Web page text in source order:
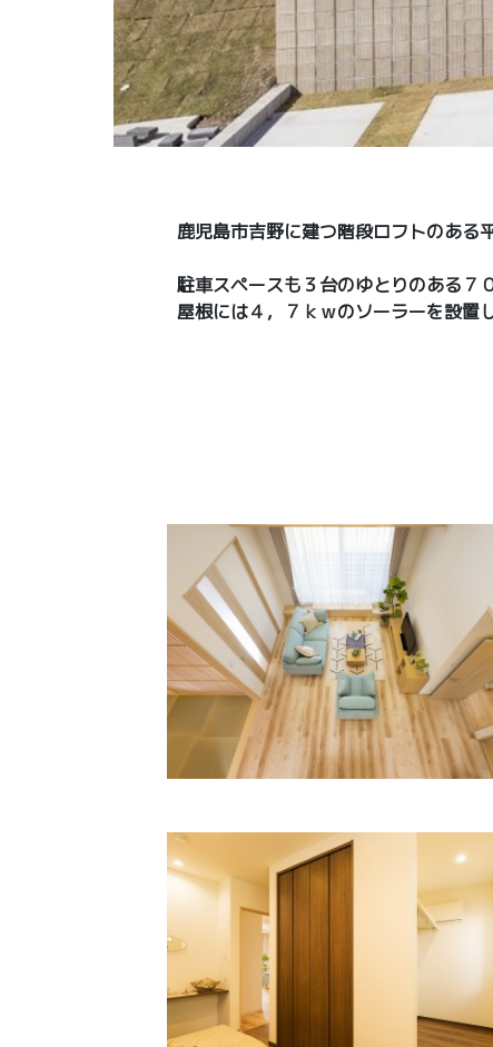
鹿児島市吉野に建つ階段ロフトのある
駐車スペースも３台のゆとりのある７
屋根には４，７ｋｗのソーラーを設置